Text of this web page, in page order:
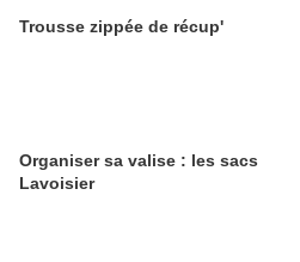
Trousse zippée de récup'
Organiser sa valise : les sacs
Lavoisier